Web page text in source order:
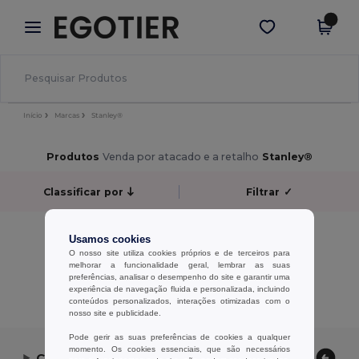
× App Egotier
Melhores preços na app!
Obter app
Início Marcas Stanley®
Produtos Venda por atacado e a retalho Stanley®
Classificar por Filtrar ✓
Sem resultados.
Sem resultados.
Exibindo Todos Os Produtos.
Usamos cookies
O nosso site utiliza cookies próprios e de terceiros para
melhorar a funcionalidade geral, lembrar as suas
preferências, analisar o desempenho do site e garantir uma
experiência de navegação fluida e personalizada, incluindo
conteúdos personalizados, interações otimizadas com o
nosso site e publicidade.
Pode gerir as suas preferências de cookies a qualquer
momento. Os cookies essenciais, que são necessários